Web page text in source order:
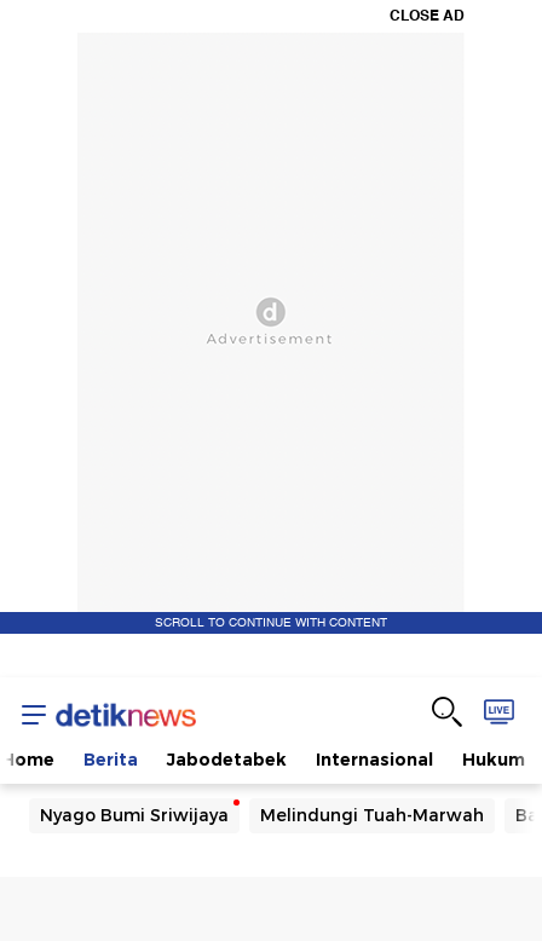
CLOSE AD
SCROLL TO CONTINUE WITH CONTENT
Home Berita Jabodetabek Internasional Hukum
Nyago Bumi Sriwijaya Melindungi Tuah-Marwah